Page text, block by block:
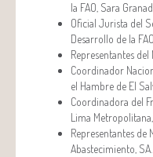
la FAO, Sara
Oficial Jurista del
Desarrollo de la
Representantes
Coordinador
el Hambre de El
Coordinadora del
Lima
Representantes de
Abastecimiento, SA.